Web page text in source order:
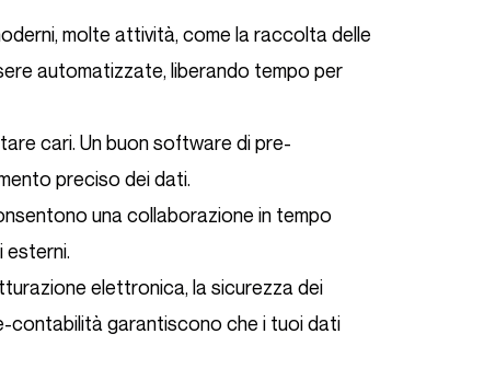
molte attività, come la raccolta delle
automatizzate, liberando tempo per
cari. Un buon software di pre-
preciso dei dati.
una collaborazione in tempo
esterni.
elettronica, la sicurezza dei
contabilità garantiscono che i tuoi dati